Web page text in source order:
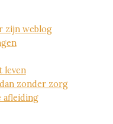
zijn weblog
leven
zonder zorg
afleiding